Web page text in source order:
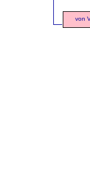
von